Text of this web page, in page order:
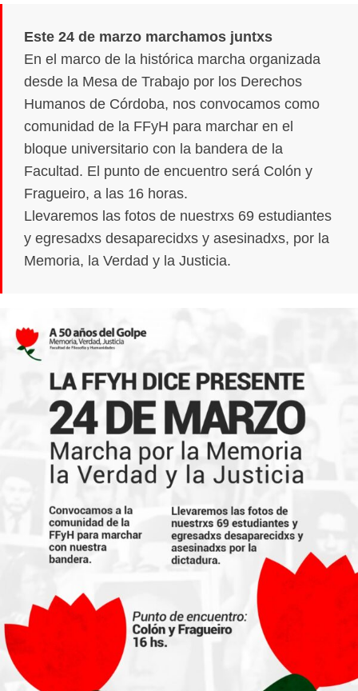
Este 24 de marzo marchamos juntxs
En el marco de la histórica marcha organizada
desde la Mesa de Trabajo por los Derechos
Humanos de Córdoba, nos convocamos como
comunidad de la FFyH para marchar en el
bloque universitario con la bandera de la
Facultad. El punto de encuentro será Colón y
Fragueiro, a las 16 horas.
Llevaremos las fotos de nuestrxs 69 estudiantes
y egresadxs desaparecidxs y asesinadxs, por la
Memoria, la Verdad y la Justicia.